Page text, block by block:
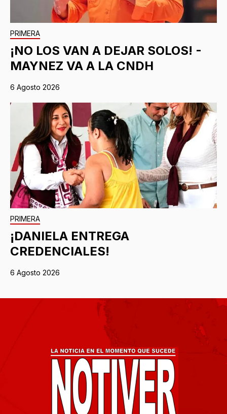
PRIMERA
¡NO LOS VAN A DEJAR SOLOS! -
MAYNEZ VA A LA CNDH
6 Agosto 2026
PRIMERA
¡DANIELA ENTREGA
CREDENCIALES!
6 Agosto 2026